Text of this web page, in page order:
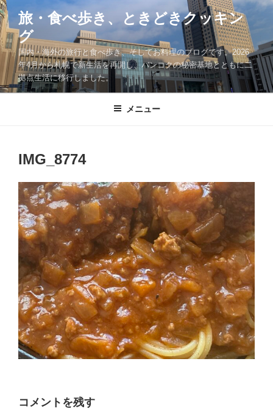
コ
ン
テ
ン
ツ
へ
ス
旅・食べ歩き、ときどきクッキン
グ
国内・海外の旅行と食べ歩き、そしてお料理のブログです。2026
年4月から札幌で新生活を再開し、バンコクの秘密基地とともに二
拠点生活に移行しました。
メニュー
IMG_8774
コメントを残す